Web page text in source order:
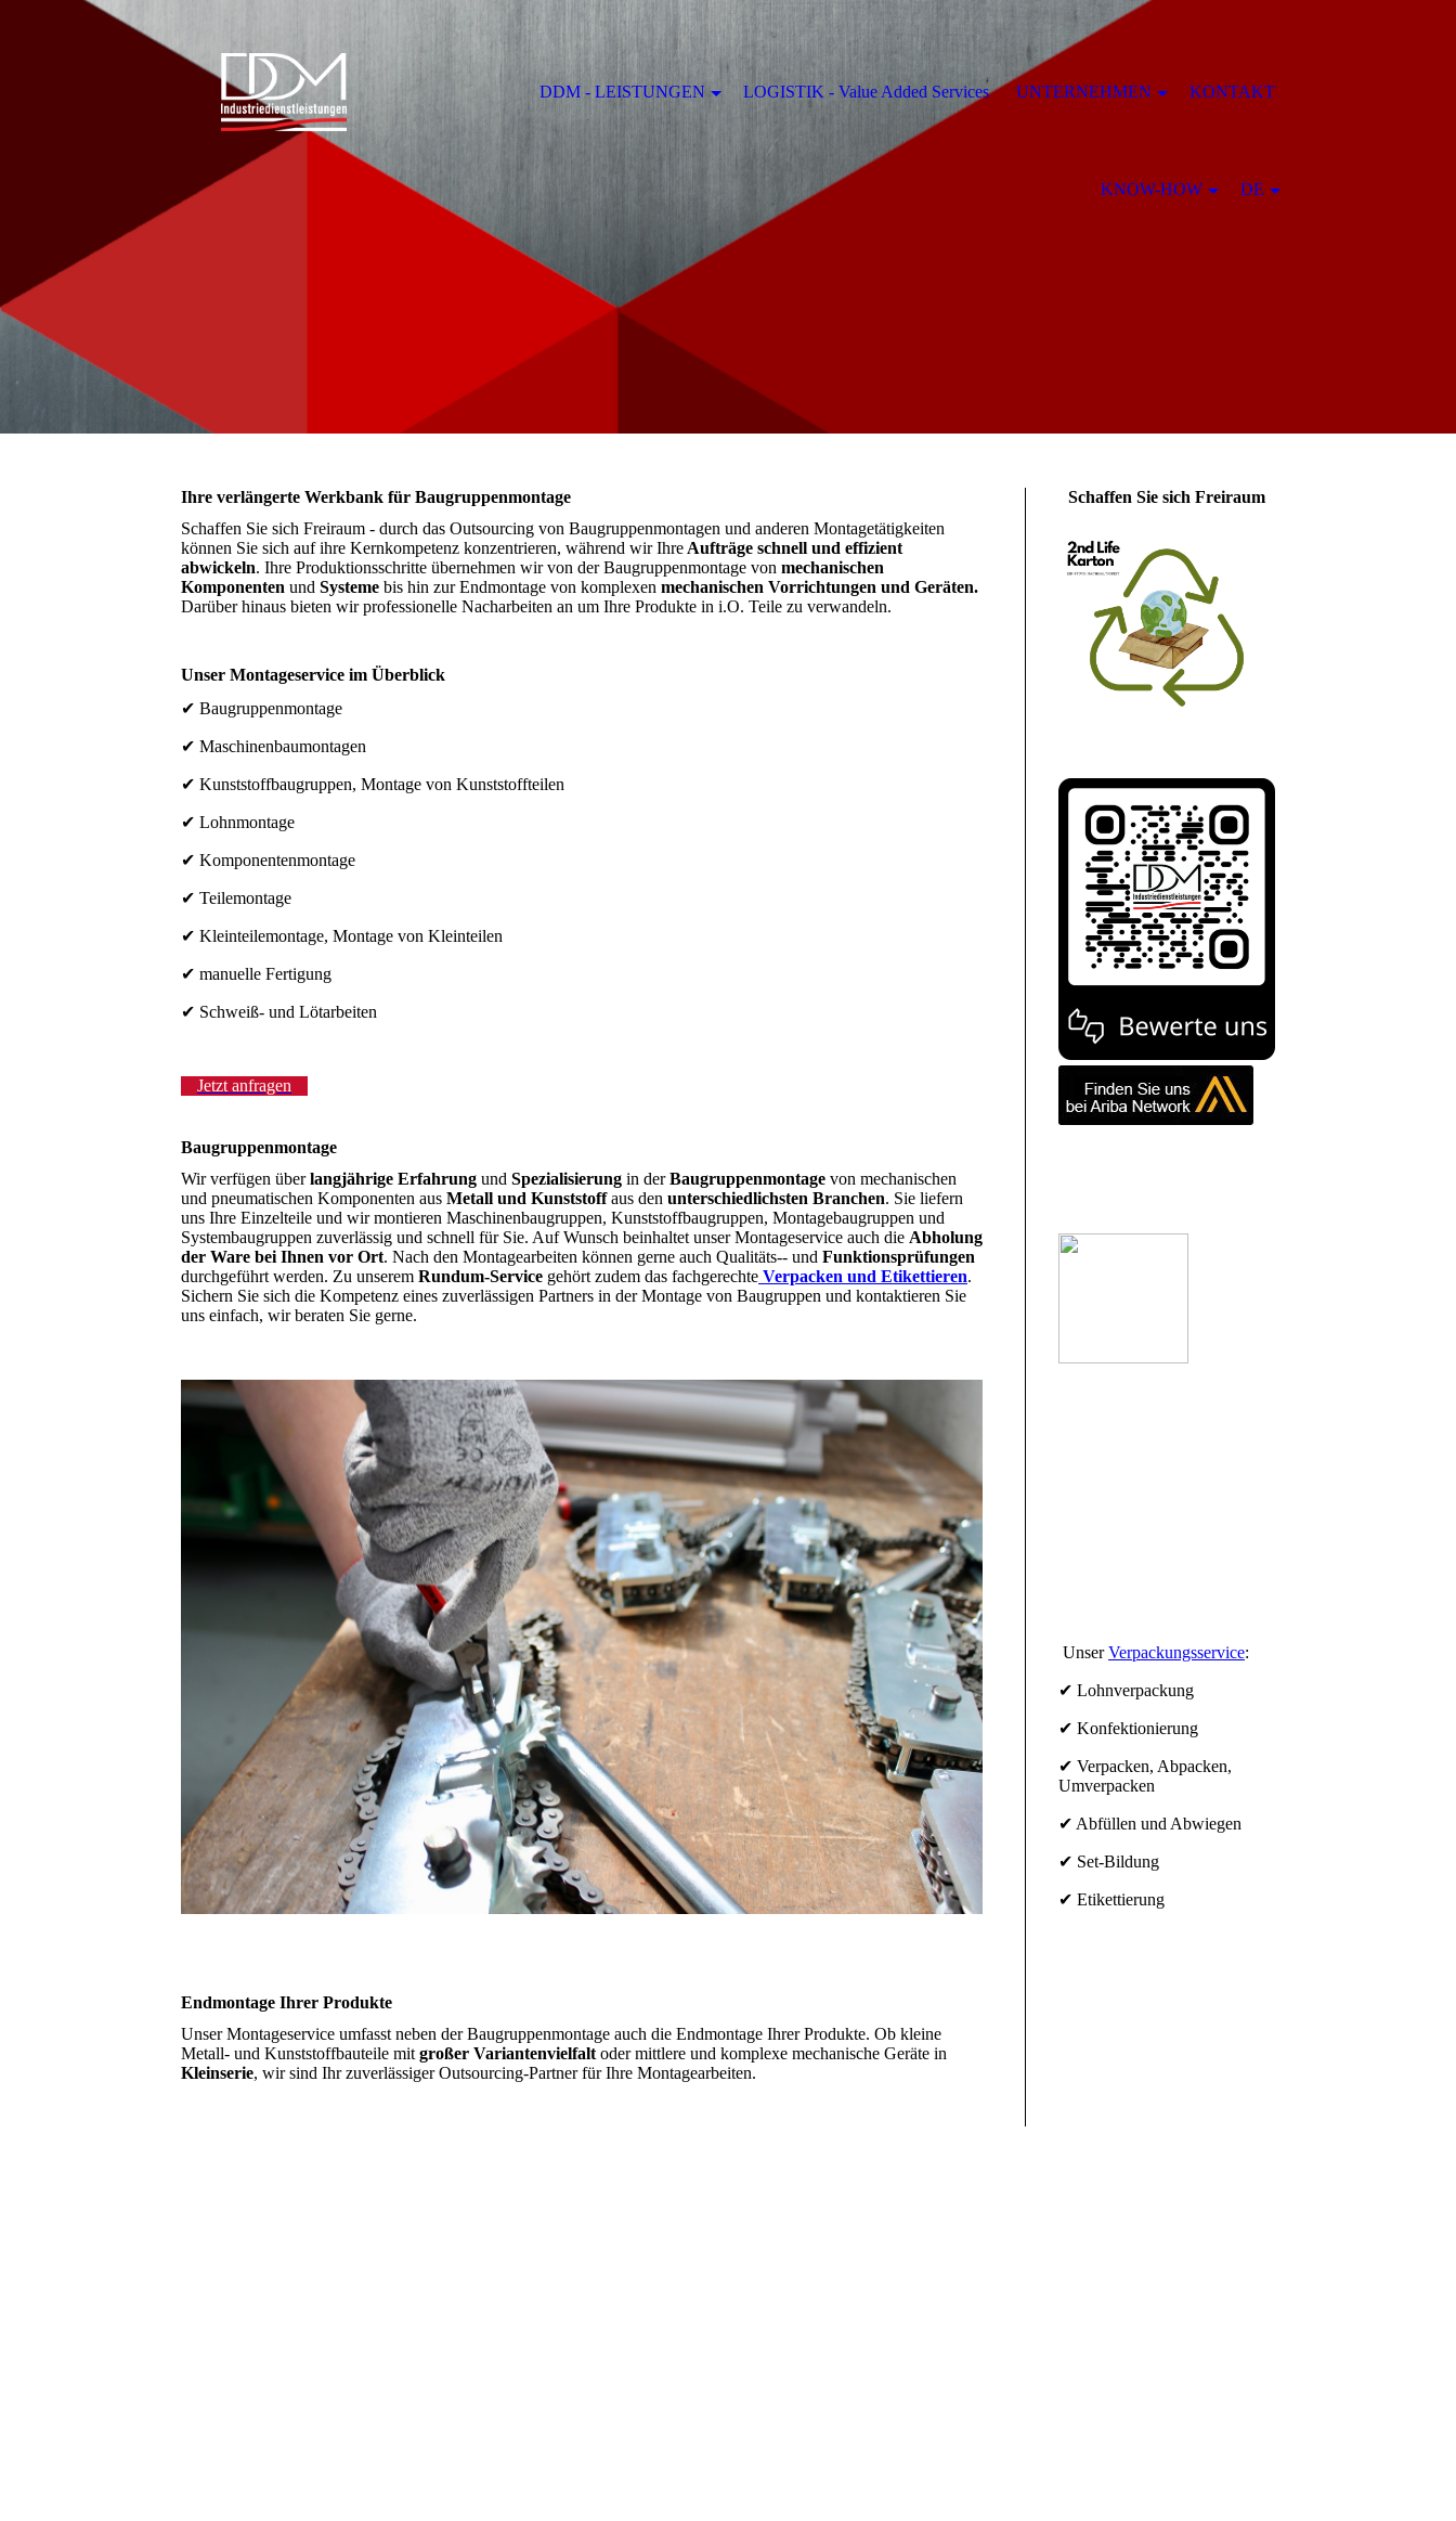
Ihre verlängerte Werkbank für Baugruppenmontage
Schaffen Sie sich Freiraum - durch das Outsourcing von Baugruppenmontagen und anderen Montagetätigkeiten
können Sie sich auf ihre Kernkompetenz konzentrieren, während wir Ihre Aufträge schnell und effizient
abwickeln. Ihre Produktionsschritte übernehmen wir von der Baugruppenmontage von mechanischen
Komponenten und Systeme bis hin zur Endmontage von komplexen mechanischen Vorrichtungen und Geräten.
Darüber hinaus bieten wir professionelle Nacharbeiten an um Ihre Produkte in i.O. Teile zu verwandeln.
Unser Montageservice im Überblick
✔ Baugruppenmontage
✔ Maschinenbaumontagen
✔ Kunststoffbaugruppen, Montage von Kunststoffteilen
✔ Lohnmontage
✔ Komponentenmontage
✔ Teilemontage
✔ Kleinteilemontage, Montage von Kleinteilen
✔ manuelle Fertigung
✔ Schweiß- und Lötarbeiten
Jetzt anfragen
Baugruppenmontage
Wir verfügen überlangjährige Erfahrung und Spezialisierung in derBaugruppenmontage von mechanischen
und pneumatischen Komponenten aus Metall und Kunststoffaus den unterschiedlichsten Branchen. Sie liefern
uns Ihre Einzelteile und wir montieren Maschinenbaugruppen, Kunststoffbaugruppen, Montagebaugruppen und
Systembaugruppen zuverlässig und schnell für Sie. Auf Wunsch beinhaltet unser Montageservice auch die Abholung
der Ware bei Ihnen vor Ort. Nach den Montagearbeiten können gerne auch Qualitäts-- und Funktionsprüfungen
durchgeführt werden. Zu unserem Rundum-Service gehört zudem das fachgerechte Verpacken und Etikettieren.
Sichern Sie sich die Kompetenz eines zuverlässigen Partners in der Montage von Baugruppen und kontaktieren Sie
uns einfach, wir beraten Sie gerne.
Endmontage Ihrer Produkte
Unser Montageservice umfasst neben der Baugruppenmontage auch die Endmontage Ihrer Produkte. Ob kleine
Metall- und Kunststoffbauteile mit großer Variantenvielfalt oder mittlere und komplexe mechanische Geräte in
Kleinserie, wir sind Ihr zuverlässiger Outsourcing-Partner für Ihre Montagearbeiten.
Schaffen Sie sich Freiraum
UnserVerpackungsservice:
✔ Lohnverpackung
✔ Konfektionierung
✔ Verpacken, Abpacken,
Umverpacken
✔ Abfüllen und Abwiegen
✔ Set-Bildung
✔ Etikettierung
DDM - LEISTUNGEN LOGISTIK - Value Added Services UNTERNEHMEN KONTAKT
KNOW-HOW DE